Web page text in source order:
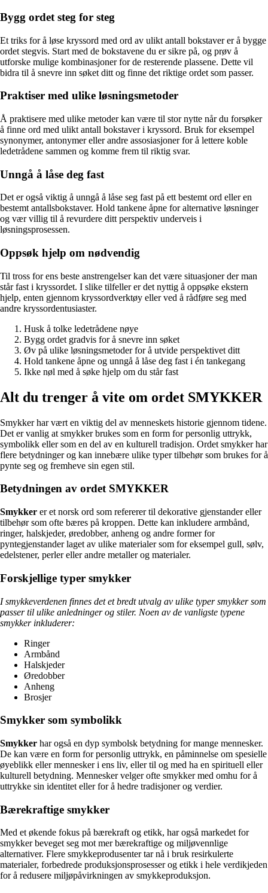
Bygg ordet steg for steg
Et triks for å løse kryssord med ord av ulikt antall bokstaver er å bygge
ordet stegvis. Start med de bokstavene du er sikre på, og prøv å
utforske mulige kombinasjoner for de resterende plassene. Dette vil
bidra til å snevre inn søket ditt og finne det riktige ordet som passer.
Praktiser med ulike løsningsmetoder
Å praktisere med ulike metoder kan være til stor nytte når du forsøker
å finne ord med ulikt antall bokstaver i kryssord. Bruk for eksempel
synonymer, antonymer eller andre assosiasjoner for å lettere koble
ledetrådene sammen og komme frem til riktig svar.
Unngå å låse deg fast
Det er også viktig å unngå å låse seg fast på ett bestemt ord eller en
bestemt antallsbokstaver. Hold tankene åpne for alternative løsninger
og vær villig til å revurdere ditt perspektiv underveis i
løsningsprosessen.
Oppsøk hjelp om nødvendig
Til tross for ens beste anstrengelser kan det være situasjoner der man
står fast i kryssordet. I slike tilfeller er det nyttig å oppsøke ekstern
hjelp, enten gjennom kryssordverktøy eller ved å rådføre seg med
andre kryssordentusiaster.
Husk å tolke ledetrådene nøye
Bygg ordet gradvis for å snevre inn søket
Øv på ulike løsningsmetoder for å utvide perspektivet ditt
Hold tankene åpne og unngå å låse deg fast i én tankegang
Ikke nøl med å søke hjelp om du står fast
Alt du trenger å vite om ordet SMYKKER
Smykker har vært en viktig del av menneskets historie gjennom tidene.
Det er vanlig at smykker brukes som en form for personlig uttrykk,
symbolikk eller som en del av en kulturell tradisjon. Ordet smykker har
flere betydninger og kan innebære ulike typer tilbehør som brukes for å
pynte seg og fremheve sin egen stil.
Betydningen av ordet SMYKKER
Smykker er et norsk ord som refererer til dekorative gjenstander eller
tilbehør som ofte bæres på kroppen. Dette kan inkludere armbånd,
ringer, halskjeder, øredobber, anheng og andre former for
pyntegjenstander laget av ulike materialer som for eksempel gull, sølv,
edelstener, perler eller andre metaller og materialer.
Forskjellige typer smykker
I smykkeverdenen finnes det et bredt utvalg av ulike typer smykker som
passer til ulike anledninger og stiler. Noen av de vanligste typene
smykker inkluderer:
Ringer
Armbånd
Halskjeder
Øredobber
Anheng
Brosjer
Smykker som symbolikk
Smykker har også en dyp symbolsk betydning for mange mennesker.
De kan være en form for personlig uttrykk, en påminnelse om spesielle
øyeblikk eller mennesker i ens liv, eller til og med ha en spirituell eller
kulturell betydning. Mennesker velger ofte smykker med omhu for å
uttrykke sin identitet eller for å hedre tradisjoner og verdier.
Bærekraftige smykker
Med et økende fokus på bærekraft og etikk, har også markedet for
smykker beveget seg mot mer bærekraftige og miljøvennlige
alternativer. Flere smykkeprodusenter tar nå i bruk resirkulerte
materialer, forbedrede produksjonsprosesser og etikk i hele verdikjeden
for å redusere miljøpåvirkningen av smykkeproduksjon.